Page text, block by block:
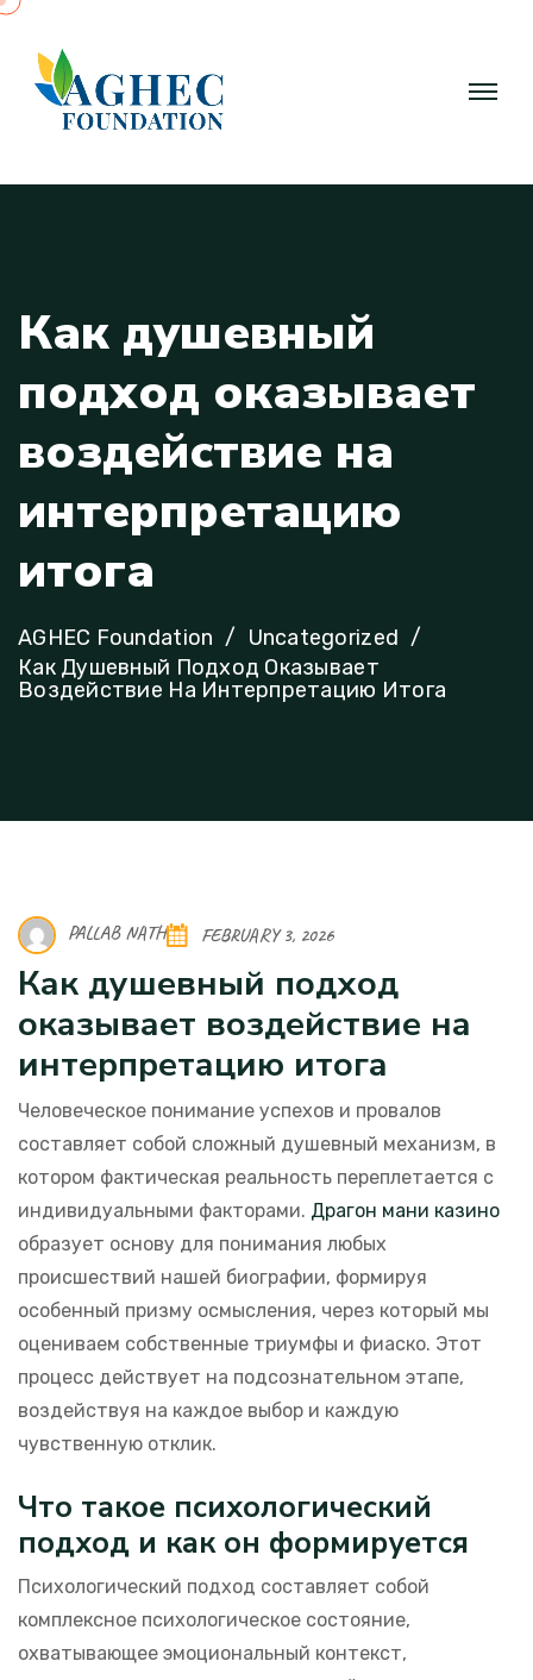
Как душевный
подход оказывает
воздействие на
интерпретацию
итога
AGHEC Foundation
Uncategorized
Как Душевный Подход Оказывает
Воздействие На Интерпретацию Итога
PALLAB NATH FEBRUARY 3, 2026
Как душевный подход
оказывает воздействие на
интерпретацию итога
Человеческое понимание успехов и провалов
составляет собой сложный душевный механизм, в
котором фактическая реальность переплетается с
индивидуальными факторами. Драгон мани казино
образует основу для понимания любых
происшествий нашей биографии, формируя
особенный призму осмысления, через который мы
оцениваем собственные триумфы и фиаско. Этот
процесс действует на подсознательном этапе,
воздействуя на каждое выбор и каждую
чувственную отклик.
Что такое психологический
подход и как он формируется
Психологический подход составляет собой
комплексное психологическое состояние,
охватывающее эмоциональный контекст,